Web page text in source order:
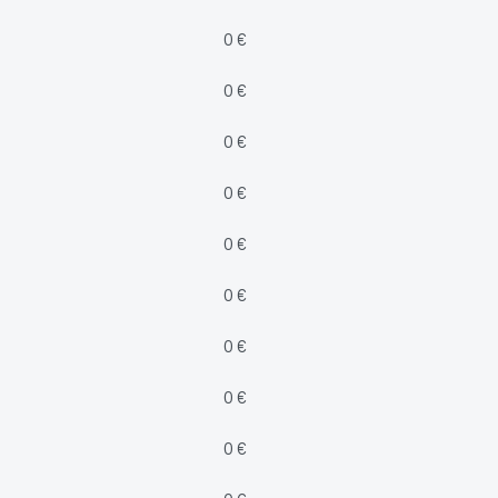
0 €
0 €
0 €
0 €
0 €
0 €
0 €
0 €
0 €